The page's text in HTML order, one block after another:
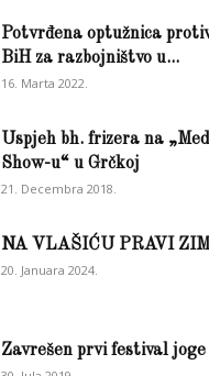
Potvrđena optužnica
BiH za razbojništvo u...
16. Marta 2022.
Uspjeh bh. frizera na
Show-u“ u Grčkoj
21. Decembra 2018.
NA VLAŠIĆU PRAVI
20. Januara 2024.
Zavrešen prvi festival